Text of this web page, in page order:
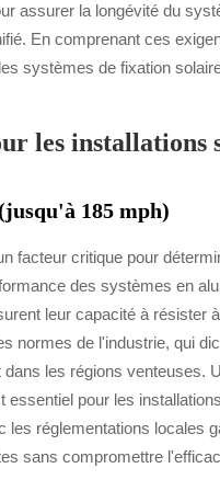
assurer la longévité du
En comprenant ces
systèmes de fixation
les installations
185 mph)
facteur critique pour
des systèmes en
leur capacité à résister
normes de l'industrie, qui
les régions venteuses.
essentiel pour les
réglementations locales
sans compromettre